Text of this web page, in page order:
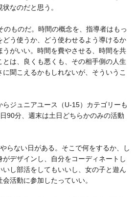
なのだと思う。
のものだ。時間の概念を、指導者はもっ
どう使うか、どう使わせるよう導けるか
うがいい。時間を費やさせる、時間を共
は、良くも悪くも、その相手側の人生
聞こえるかもしれないが、そういうこ
らジュニアユース（U-15）カテゴリーも
90分、週末は土日どちらかのみの活動
らない日がある。そこで何をするか、し
デザインし、自分をコーディネートし
し部活をしてもいいし、女の子と遊ん
活動に参加したっていい。